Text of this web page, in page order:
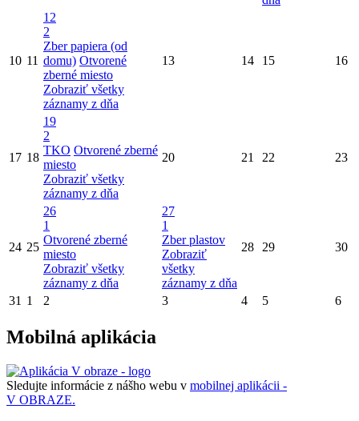
10 11
12
2
Zber papiera (od
domu) Otvorené
zberné miesto
Zobraziť všetky
záznamy z dňa
13 14 15 16
17 18
19
2
TKO Otvorené zberné
miesto
Zobraziť všetky
záznamy z dňa
20 21 22 23
24 25
26
1
Otvorené zberné
miesto
Zobraziť všetky
záznamy z dňa
27
1
Zber plastov
Zobraziť
všetky
záznamy z dňa
28 29 30
31 1 2 3 4 5 6
Mobilná aplikácia
Sledujte informácie z nášho webu v mobilnej aplikácii -
V OBRAZE.